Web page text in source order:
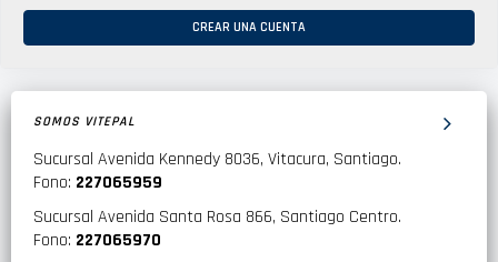
CREAR UNA CUENTA
SOMOS VITEPAL
Sucursal Avenida Kennedy 8036, Vitacura, Santiago.
Fono: 227065959
Sucursal Avenida Santa Rosa 866, Santiago Centro.
Fono: 227065970